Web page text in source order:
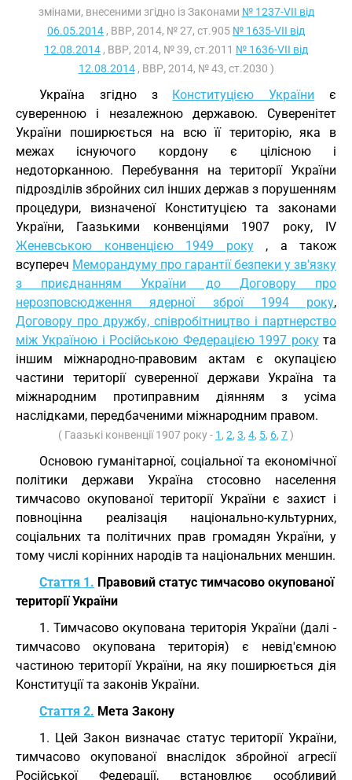
змінами, внесеними згідно із Законами № 1237-VII від
06.05.2014 , ВВР, 2014, № 27, ст.905 № 1635-VII від
12.08.2014 , ВВР, 2014, № 39, ст.2011 № 1636-VII від
12.08.2014, ВВР, 2014, № 43, ст.2030 )
Україна згідно з Конституцією України є
суверенною і незалежною державою. Суверенітет
України поширюється на всю її територію, яка в
межах існуючого кордону є цілісною і
недоторканною. Перебування на території України
підрозділів збройних сил інших держав з порушенням
процедури, визначеної Конституцією та законами
України, Гаазькими конвенціями 1907 року, IV
Женевською конвенцією 1949 року, а також
всупереч Меморандуму про гарантії безпеки у зв'язку
з приєднанням України до Договору про
нерозповсюдження ядерної зброї 1994 року,
Договору про дружбу, співробітництво і партнерство
між Україною і Російською Федерацією 1997 рокута
іншим міжнародно-правовим актам є окупацією
частини території суверенної держави Україна та
міжнародним протиправним діянням з усіма
наслідками, передбаченими міжнародним правом.
( Гаазькі конвенції 1907 року - 1 , 2, 3, 4, 5, 6, 7)
Основою гуманітарної, соціальної та економічної
політики держави Україна стосовно населення
тимчасово окупованої території України є захист і
повноцінна реалізація національно-культурних,
соціальних та політичних прав громадян України, у
тому числі корінних народів та національних меншин.
Стаття 1. Правовий статус тимчасово окупованої
території України
1. Тимчасово окупована територія України (далі -
тимчасово окупована територія) є невід'ємною
частиною території України, на яку поширюється дія
Конституції та законів України.
Стаття 2. Мета Закону
1. Цей Закон визначає статус території України,
тимчасово окупованої внаслідок збройної агресії
Російської Федерації, встановлює особливий